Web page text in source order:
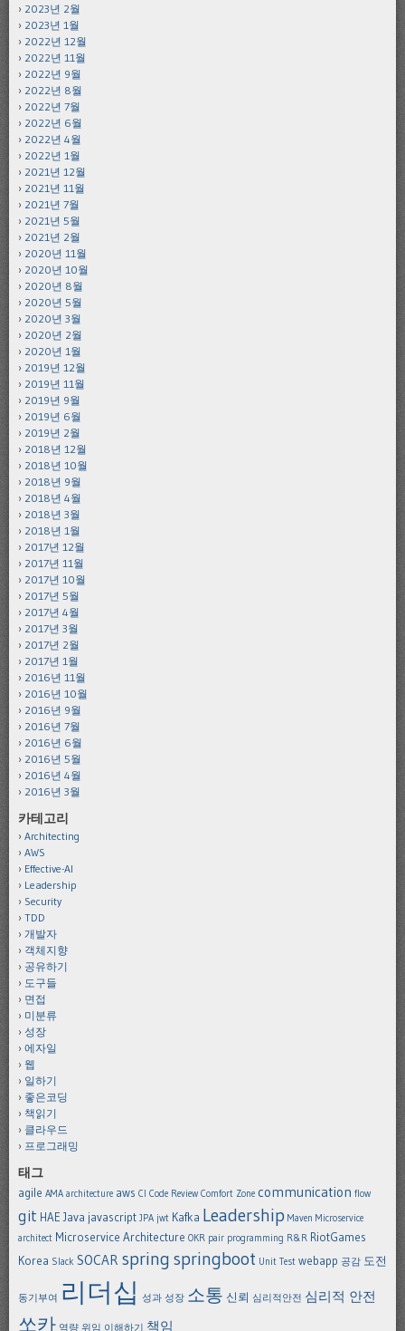
2023년 2월
2023년 1월
2022년 12월
2022년 11월
2022년 9월
2022년 8월
2022년 7월
2022년 6월
2022년 4월
2022년 1월
2021년 12월
2021년 11월
2021년 7월
2021년 5월
2021년 2월
2020년 11월
2020년 10월
2020년 8월
2020년 5월
2020년 3월
2020년 2월
2020년 1월
2019년 12월
2019년 11월
2019년 9월
2019년 6월
2019년 2월
2018년 12월
2018년 10월
2018년 9월
2018년 4월
2018년 3월
2018년 1월
2017년 12월
2017년 11월
2017년 10월
2017년 5월
2017년 4월
2017년 3월
2017년 2월
2017년 1월
2016년 11월
2016년 10월
2016년 9월
2016년 7월
2016년 6월
2016년 5월
2016년 4월
2016년 3월
카테고리
Architecting
AWS
Effective-AI
Leadership
Security
TDD
개발자
객체지향
공유하기
도구들
면접
미분류
성장
에자일
웹
일하기
좋은코딩
책읽기
클라우드
프로그래밍
태그
agile AMA architecture aws CI Code Review Comfort Zone communication flow
git HAE Java javascript JPA jwt Kafka Leadership Maven Microservice
architect Microservice Architecture OKR pair programming R&R RiotGames
Korea Slack SOCAR spring springboot Unit Test webapp 공감 도전
동기부여 리더십 성과 성장 소통 신뢰 심리적안전 심리적 안전
쏘카 역량 위임 이해하기 책임